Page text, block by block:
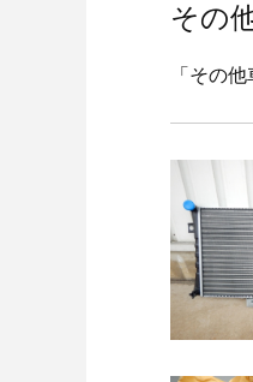
その
「その